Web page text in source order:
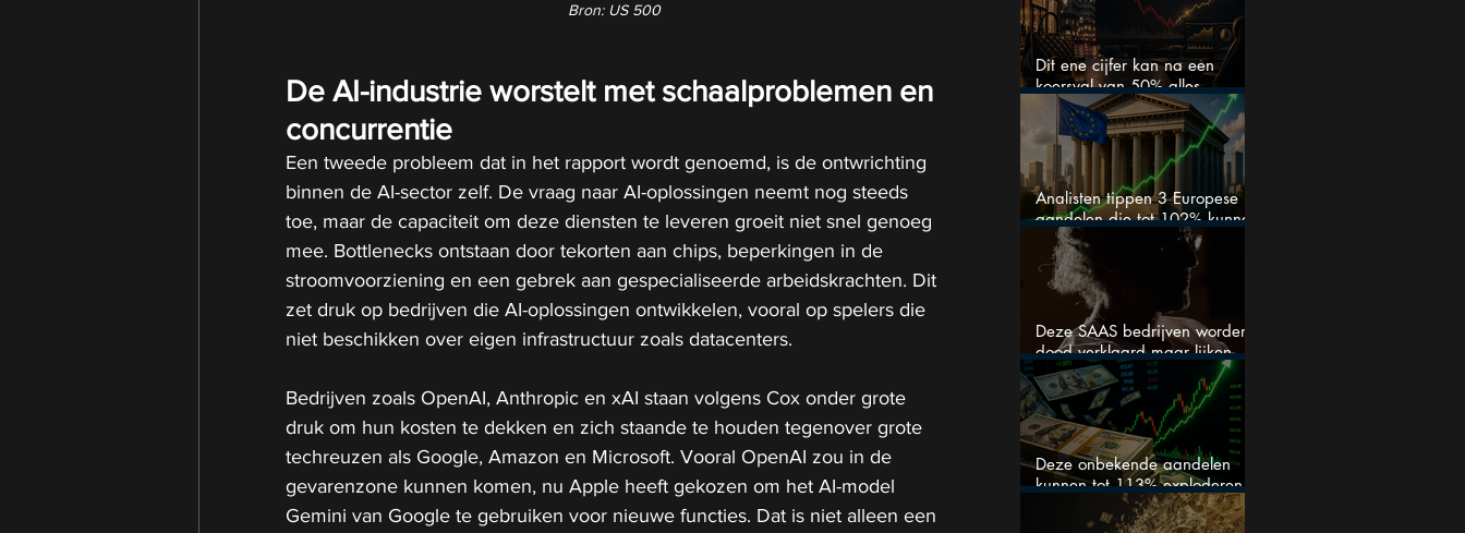
Bron: US 500
De AI-industrie worstelt met schaalproblemen en
concurrentie
Een tweede probleem dat in het rapport wordt genoemd, is de ontwrichting
binnen de AI-sector zelf. De vraag naar AI-oplossingen neemt nog steeds
toe, maar de capaciteit om deze diensten te leveren groeit niet snel genoeg
mee. Bottlenecks ontstaan door tekorten aan chips, beperkingen in de
stroomvoorziening en een gebrek aan gespecialiseerde arbeidskrachten. Dit
zet druk op bedrijven die AI-oplossingen ontwikkelen, vooral op spelers die
niet beschikken over eigen infrastructuur zoals datacenters.
Bedrijven zoals OpenAI, Anthropic en xAI staan volgens Cox onder grote
druk om hun kosten te dekken en zich staande te houden tegenover grote
techreuzen als Google, Amazon en Microsoft. Vooral OpenAI zou in de
gevarenzone kunnen komen, nu Apple heeft gekozen om het AI-model
Gemini van Google te gebruiken voor nieuwe functies. Dat is niet alleen een
Dit ene cijfer kan na een
koersval van 50% alles
veranderen
Analisten tippen 3 Europese
aandelen die tot 102% kunnen
stijgen
Deze SAAS bedrijven worden
dood verklaard maar lijken
springlevend
Deze onbekende aandelen
kunnen tot 113% exploderen
(één springt eruit)